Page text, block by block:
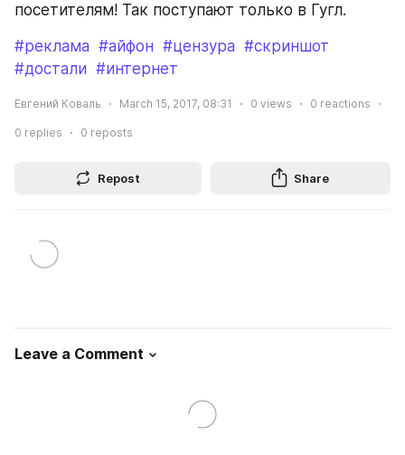
посетителям! Так поступают только в Гугл.
#реклама #айфон #цензура #скриншот
#достали #интернет
Евгений Коваль March 15, 2017, 08:31 0 views 0 reactions
0 replies 0 reposts
Repost Share
Leave a Comment